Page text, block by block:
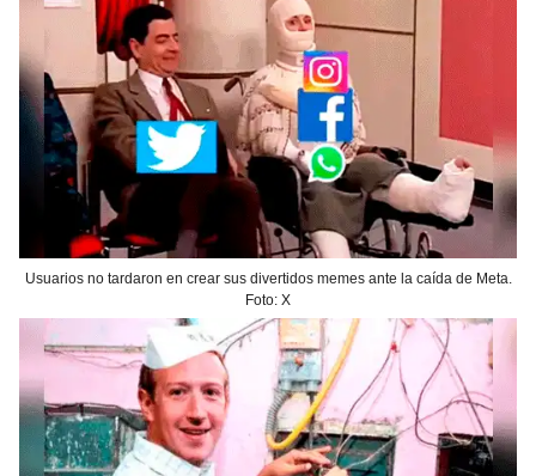
Usuarios no tardaron en crear sus divertidos memes ante la caída de Meta.
Foto: X